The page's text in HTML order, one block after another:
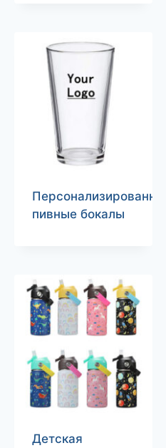
Персонализированные
пивные бокалы
Детская